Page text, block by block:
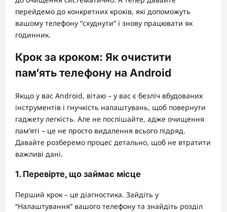
перейдемо до конкретних кроків, які допоможуть
вашому телефону “схуднути” і знову працювати як
годинник.
Крок за кроком: Як очистити
пам’ять телефону на Android
Якщо у вас Android, вітаю – у вас є безліч вбудованих
інструментів і гнучкість налаштувань, щоб повернути
гаджету легкість. Але не поспішайте, адже очищення
пам’яті – це не просто видалення всього підряд.
Давайте розберемо процес детально, щоб не втратити
важливі дані.
1. Перевірте, що займає місце
Перший крок – це діагностика. Зайдіть у
“Налаштування” вашого телефону та знайдіть розділ